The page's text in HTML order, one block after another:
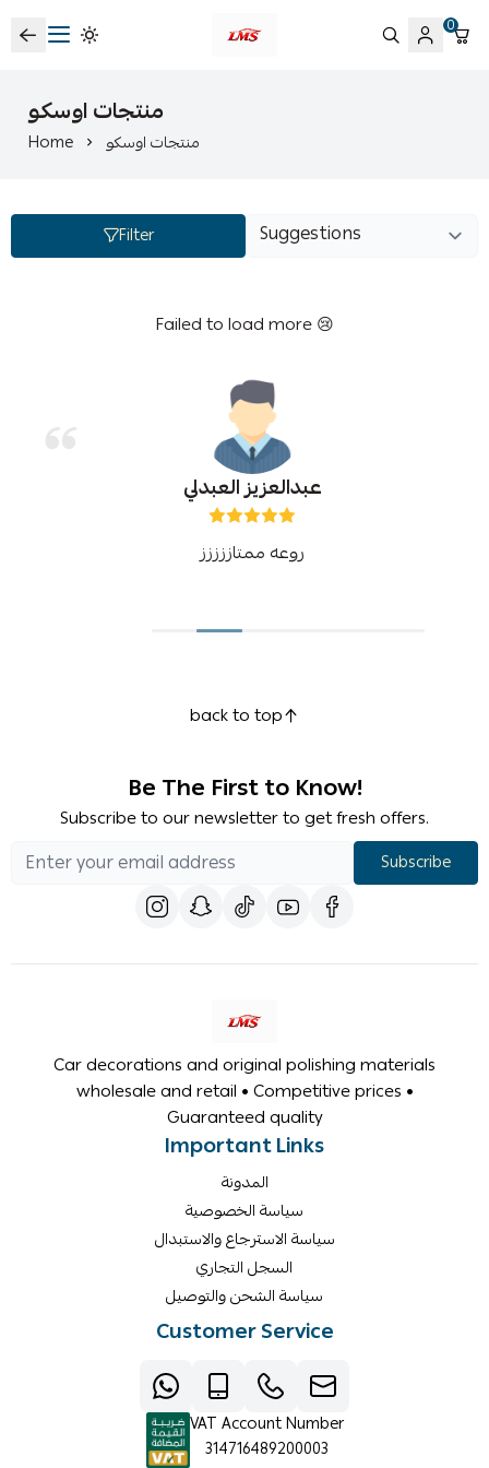
متجر لمسات الشرقية لزينة سيارات LMS
0
منتجات اوسكو
Home منتجات اوسكو
Filter
Failed to load more 😢
عبدالعزيز العبدلي
روعه ممتاززززز
back to top
Be The First to Know!
Subscribe to our newsletter to get fresh offers.
Subscribe
Car decorations and original polishing materials
wholesale and retail • Competitive prices •
Guaranteed quality
Important Links
المدونة
سياسة الخصوصية
سياسة الاسترجاع والاستبدال
السجل التجاري
سياسة الشحن والتوصيل
Customer Service
VAT Account Number
314716489200003